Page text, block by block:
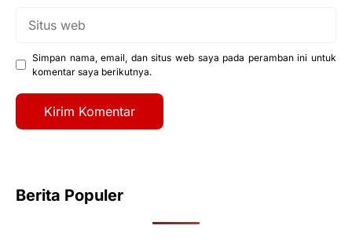
Simpan nama, email, dan situs web saya pada peramban ini untuk
komentar saya berikutnya.
Berita Populer